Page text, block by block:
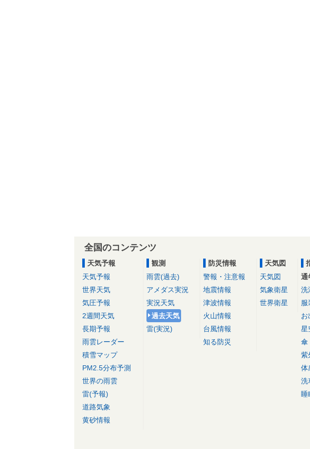
全国のコンテンツ
天気予報
天気予報
世界天気
気圧予報
2週間天気
長期予報
雨雲レーダー
積雪マップ
PM2.5分布予測
世界の雨雲
雷(予報)
道路気象
黄砂情報
観測
雨雲(過去)
アメダス実況
実況天気
過去天気
雷(実況)
防災情報
警報・注意報
地震情報
津波情報
火山情報
台風情報
知る防災
天気図
天気図
気象衛星
世界衛星
通
洗
服
お
星
傘
紫
体
洗
睡